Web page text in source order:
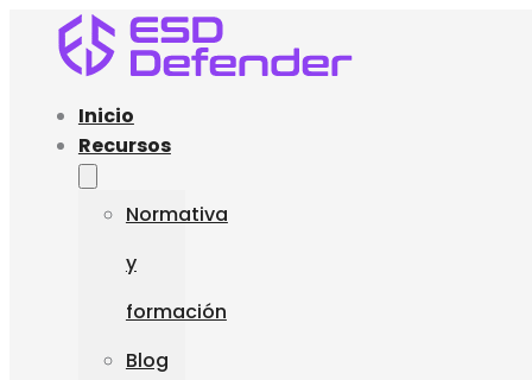
Inicio
Recursos
Normativa
y
formación
Blog